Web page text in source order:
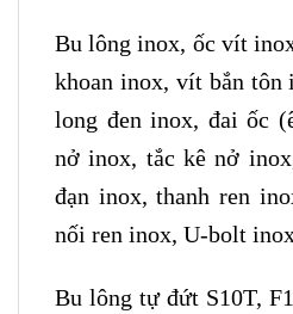
Bu lông inox, ốc vít
khoan inox, vít bắn tôn
long đen inox, đai ốc
nở inox, tắc kê nở
đạn inox, thanh ren
nối ren inox, U-bolt
Bu lông tự đứt S10T,